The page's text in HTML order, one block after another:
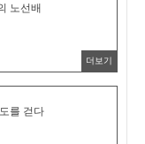
노선배
더보기
를 걷다